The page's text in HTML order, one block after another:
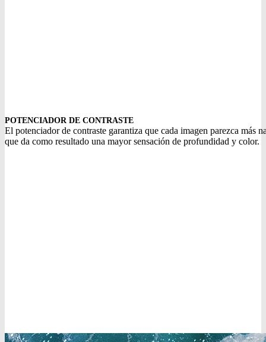
POTENCIADOR DE CONTRASTE
El potenciador de contraste garantiza que cada imagen parezca
que da como resultado una mayor sensación de profundidad y color.